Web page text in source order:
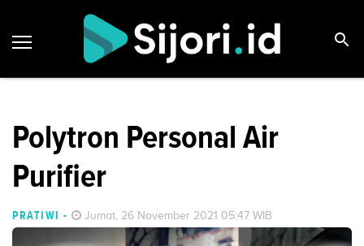
Polytron Personal Air
Purifier
PRATIWI - Jumat, 26 November 2021 05:47 WIB